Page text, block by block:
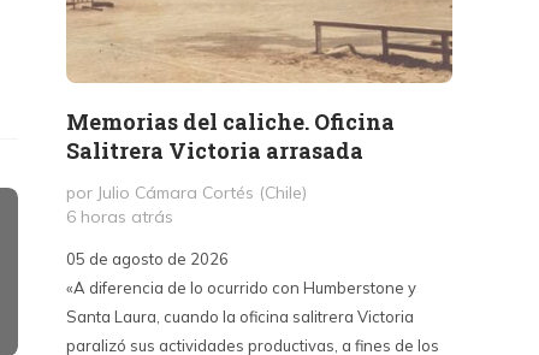
Memorias del caliche. Oficina
Salitrera Victoria arrasada
por Julio Cámara Cortés (Chile)
6 horas atrás
05 de agosto de 2026
«A diferencia de lo ocurrido con Humberstone y
Santa Laura, cuando la oficina salitrera Victoria
paralizó sus actividades productivas, a fines de los